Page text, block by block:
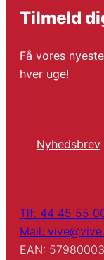
Tilmeld
Få vores
hver uge!
Nyhedsbrev
Tlf: 44 45 55
Mail:
EAN: